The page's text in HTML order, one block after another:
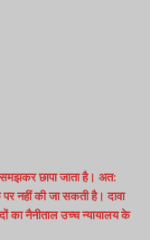
छापा जाता है। अत:
नहीं की जा सकती है। दावा
का नैनीताल उच्च न्यायालय के